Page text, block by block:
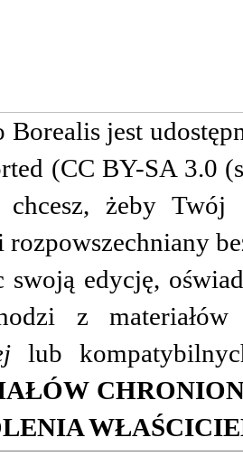
Borealis jest
(CC BY-SA 3.0
żeby Twój
rozpowszechniany
swoją edycję,
z
lub